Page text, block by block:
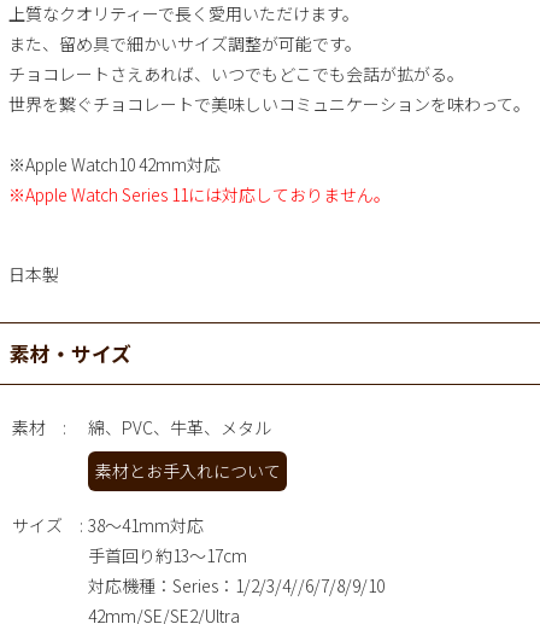
上質なクオリティーで長く愛用いただけます。
また、留め具で細かいサイズ調整が可能です。
チョコレートさえあれば、いつでもどこでも会話が拡がる。
世界を繋ぐチョコレートで美味しいコミュニケーションを味わって。
※Apple Watch10 42mm対応
※Apple Watch Series 11には対応しておりません。
日本製
素材・サイズ
素材
綿、PVC、牛革、メタル
素材とお手入れについて
サイズ
38～41mm対応
手首回り約13～17cm
対応機種：Series：1/2/3/4//6/7/8/9/10
42mm/SE/SE2/Ultra